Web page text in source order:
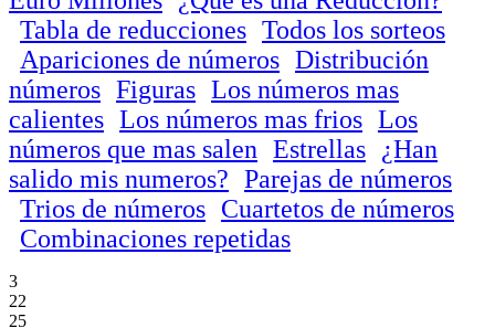
Tabla de reducciones Todos los sorteos
Apariciones de números Distribución
números Figuras Los números mas
calientes Los números mas frios Los
números que mas salen Estrellas
¿Han
salido mis numeros? Parejas de números
Trios de números Cuartetos de números
Combinaciones repetidas
3
22
25